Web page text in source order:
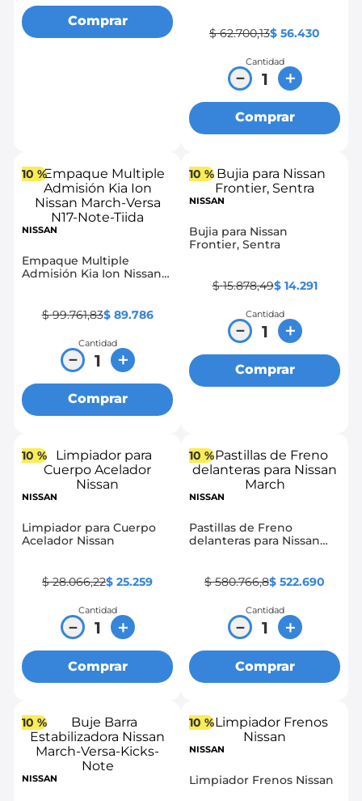
Comprar
$ 62.700,13$ 56.430
Cantidad
＋
－
Comprar
10 %
NISSAN
Empaque Multiple
Admisión Kia Ion Nissan
$ 99.761,83$ 89.786
Cantidad
＋
－
Comprar
10 %
NISSAN
Bujia para Nissan
Frontier, Sentra
$ 15.878,49$ 14.291
Cantidad
＋
－
Comprar
10 %
NISSAN
Limpiador para Cuerpo
Acelador Nissan
$ 28.066,22$ 25.259
Cantidad
＋
－
Comprar
10 %
NISSAN
Pastillas de Freno
delanteras para Nissan
$ 580.766,8$ 522.690
Cantidad
＋
－
Comprar
10 %
NISSAN
10 %
NISSAN
Limpiador Frenos Nissan